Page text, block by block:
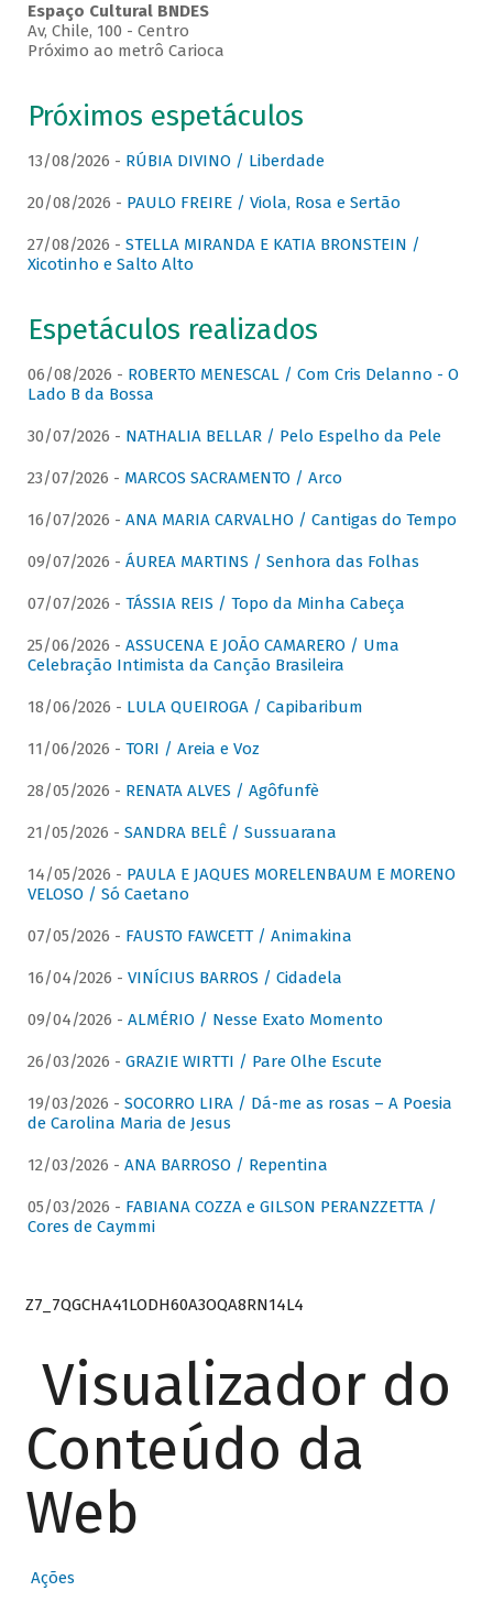
Espaço Cultural BNDES
Av, Chile, 100 - Centro
Próximo ao metrô Carioca
Próximos espetáculos
13/08/2026 - RÚBIA DIVINO / Liberdade
20/08/2026 - PAULO FREIRE / Viola, Rosa e Sertão
27/08/2026 - STELLA MIRANDA E KATIA BRONSTEIN /
Xicotinho e Salto Alto
Espetáculos realizados
06/08/2026 - ROBERTO MENESCAL / Com Cris Delanno - O
Lado B da Bossa
30/07/2026 - NATHALIA BELLAR / Pelo Espelho da Pele
23/07/2026 - MARCOS SACRAMENTO / Arco
16/07/2026 - ANA MARIA CARVALHO / Cantigas do Tempo
09/07/2026 - ÁUREA MARTINS / Senhora das Folhas
07/07/2026 - TÁSSIA REIS / Topo da Minha Cabeça
25/06/2026 - ASSUCENA E JOÃO CAMARERO / Uma
Celebração Intimista da Canção Brasileira
18/06/2026 - LULA QUEIROGA / Capibaribum
11/06/2026 - TORI / Areia e Voz
28/05/2026 - RENATA ALVES / Agôfunfè
21/05/2026 - SANDRA BELÊ / Sussuarana
14/05/2026 - PAULA E JAQUES MORELENBAUM E MORENO
VELOSO / Só Caetano
07/05/2026 - FAUSTO FAWCETT / Animakina
16/04/2026 - VINÍCIUS BARROS / Cidadela
09/04/2026 - ALMÉRIO / Nesse Exato Momento
26/03/2026 - GRAZIE WIRTTI / Pare Olhe Escute
19/03/2026 - SOCORRO LIRA / Dá-me as rosas – A Poesia
de Carolina Maria de Jesus
12/03/2026 - ANA BARROSO / Repentina
05/03/2026 - FABIANA COZZA e GILSON PERANZZETTA /
Cores de Caymmi
Z7_7QGCHA41LODH60A3OQA8RN14L4
Visualizador do
Conteúdo da
Web
Ações